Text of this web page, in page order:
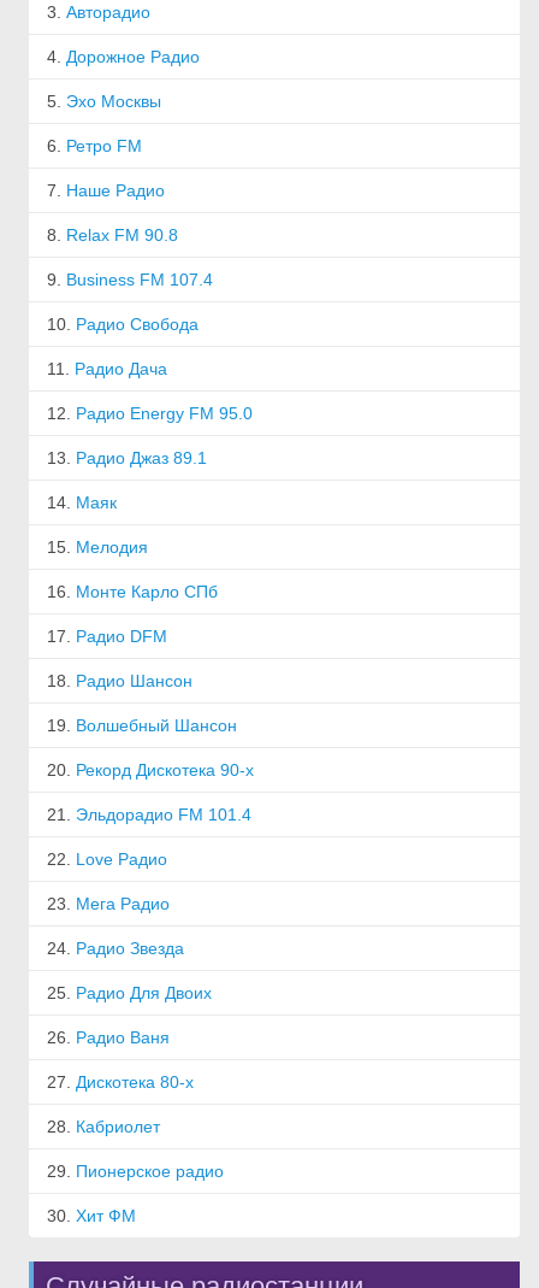
3.Авторадио
4. Дорожное Радио
5. Эхо Москвы
6. Ретро FM
7. Наше Радио
8. Relax FM 90.8
9. Business FM 107.4
10. Радио Свобода
11. Радио Дача
12. Радио Energy FM 95.0
13. Радио Джаз 89.1
14. Маяк
15. Мелодия
16. Монте Карло СПб
17. Радио DFM
18. Радио Шансон
19. Волшебный Шансон
20. Рекорд Дискотека 90-х
21. Эльдорадио FM 101.4
22. Love Радио
23. Мега Радио
24. Радио Звезда
25. Радио Для Двоих
26. Радио Ваня
27. Дискотека 80-х
28. Кабриолет
29. Пионерское радио
30.Хит ФМ